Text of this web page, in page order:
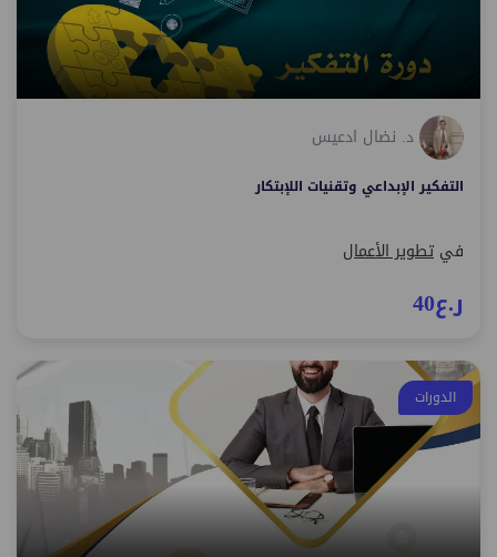
د. نضال ادعيس
التفكير الإبداعي وتقنيات اللإبتكار
في تطوير الأعمال
ر.ع40
الدورات